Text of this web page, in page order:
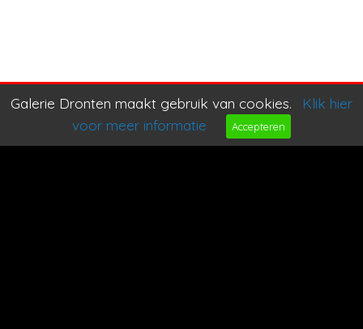
Galerie Dronten maakt gebruik van cookies.
Klik hier
voor meer informatie
Accepteren